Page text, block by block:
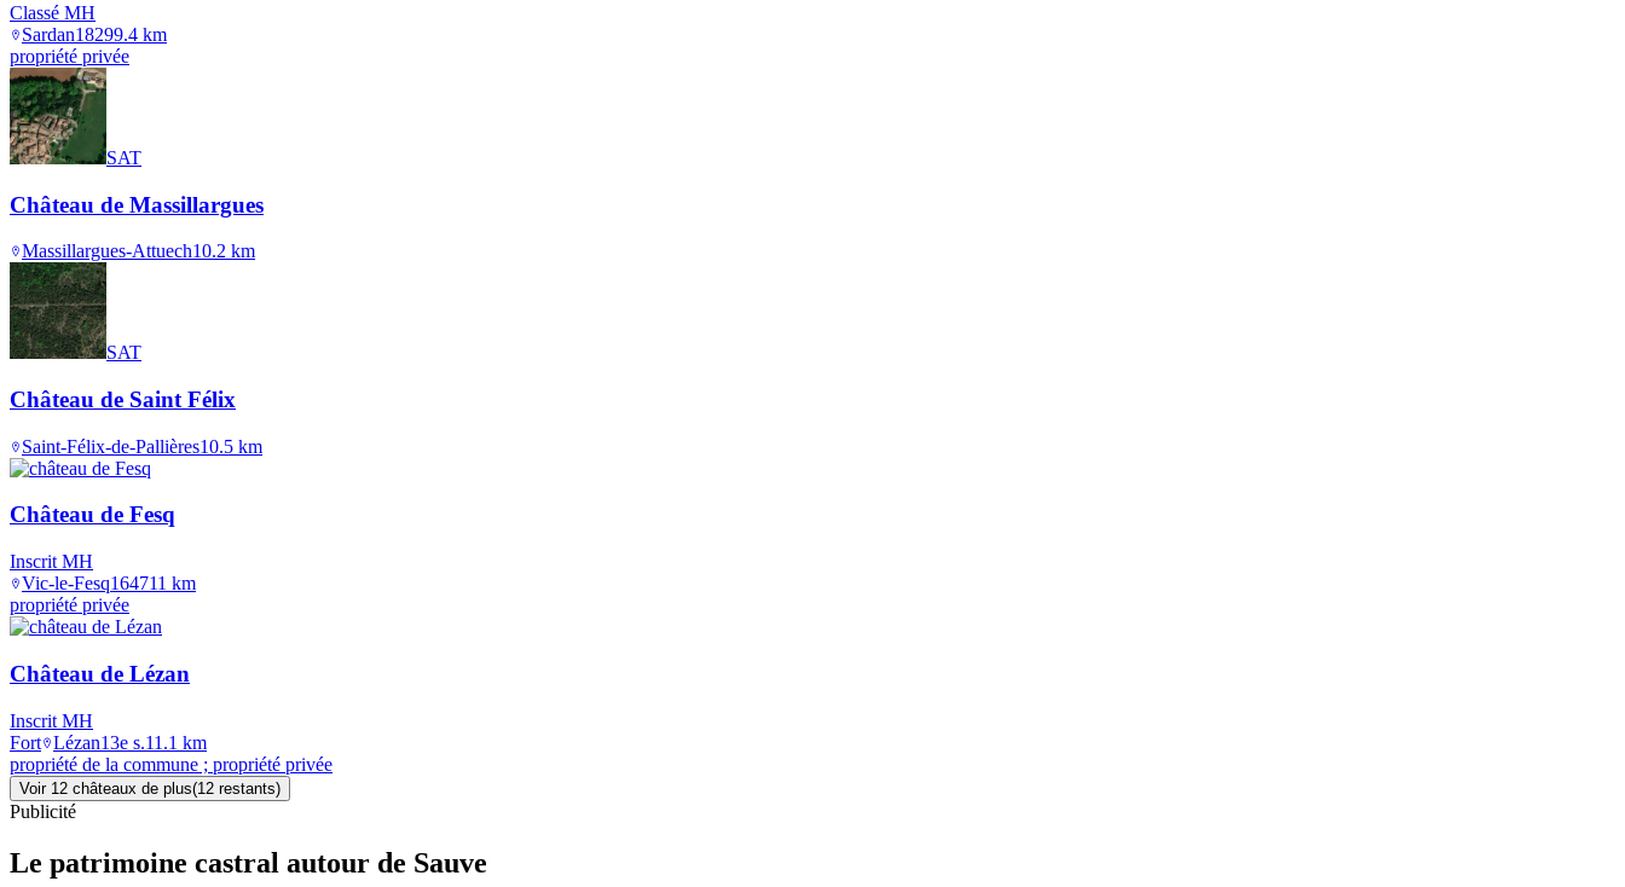
Classé MH
Sardan18299.4 km
propriété privée
SAT
Château de Massillargues
Massillargues-Attuech10.2 km
SAT
Château de Saint Félix
Saint-Félix-de-Pallières10.5 km
Château de Fesq
Inscrit MH
Vic-le-Fesq164711 km
propriété privée
Château de Lézan
Inscrit MH
Fort Lézan13e s.11.1 km
propriété de la commune ; propriété privée
Voir 12 châteaux de plus(12 restants)
Publicité
Le patrimoine castral autour de Sauve